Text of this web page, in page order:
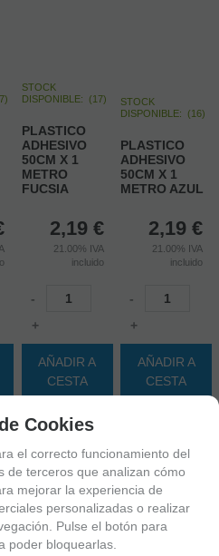
)
STOCK
DISPONIBLE: (17)
PLASTICO
ADHESIVO
50CM X 1
METRO
FUCSIA
2,19 €
21.00% IVA
incluido
-
+
AÑADIR A
CESTA
STOCK
DISPONIBLE: (16)
PLASTICO
ADHESIVO
50CM X 1
METRO AZUL
2,19 €
21.00% IVA
incluido
-
+
AÑADIR A
CESTA
Cookies
el correcto funcionamiento del
de terceros que analizan cómo
mejorar la experiencia de
personalizadas o realizar
Pulse el botón para
poder bloquearlas.